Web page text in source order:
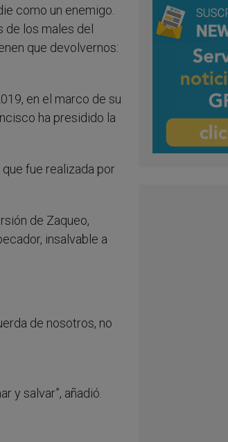
como un enemigo.
de los males del
que devolvernos:
en el marco de su
ha presidido la
fue realizada por
de Zaqueo,
insalvable a
de nosotros, no
y salvar”, añadió.